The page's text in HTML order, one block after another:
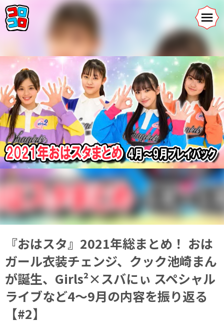
『おはスタ』2021年総まとめ！ おは
ガール衣装チェンジ、クック池崎まん
が誕生、Girls²×スバにぃ スペシャル
ライブなど4～9月の内容を振り返る
【#2】